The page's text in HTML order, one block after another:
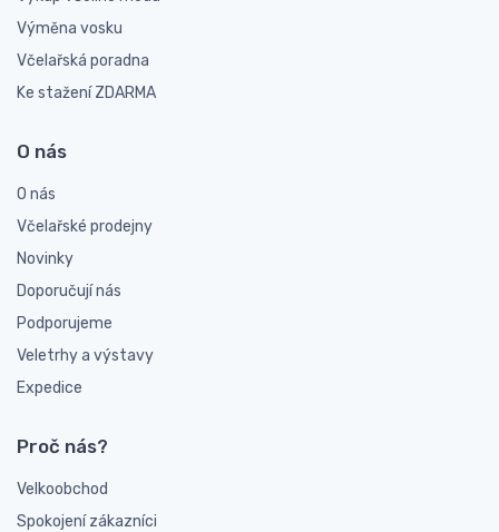
Výměna vosku
Včelařská poradna
Ke stažení ZDARMA
O nás
O nás
Včelařské prodejny
Novinky
Doporučují nás
Podporujeme
Veletrhy a výstavy
Expedice
Proč nás?
Velkoobchod
Spokojení zákazníci